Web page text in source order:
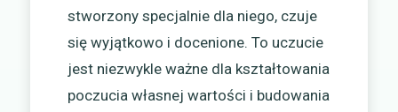
stworzony specjalnie dla niego, czuje
się wyjątkowo i docenione. To uczucie
jest niezwykle ważne dla kształtowania
poczucia własnej wartości i budowania